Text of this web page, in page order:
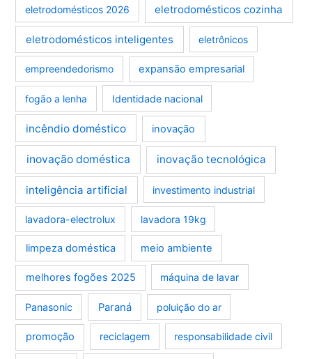
eletrodomésticos 2026 eletrodomésticos cozinha
eletrodomésticos inteligentes eletrônicos
empreendedorismo expansão empresarial
fogão a lenha Identidade nacional
incêndio doméstico inovação
inovação doméstica inovação tecnológica
inteligência artificial investimento industrial
lavadora-electrolux lavadora 19kg
limpeza doméstica meio ambiente
melhores fogões 2025 máquina de lavar
Panasonic Paraná poluição do ar
promoção reciclagem responsabilidade civil